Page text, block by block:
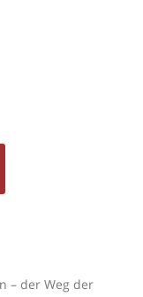
– der Weg der